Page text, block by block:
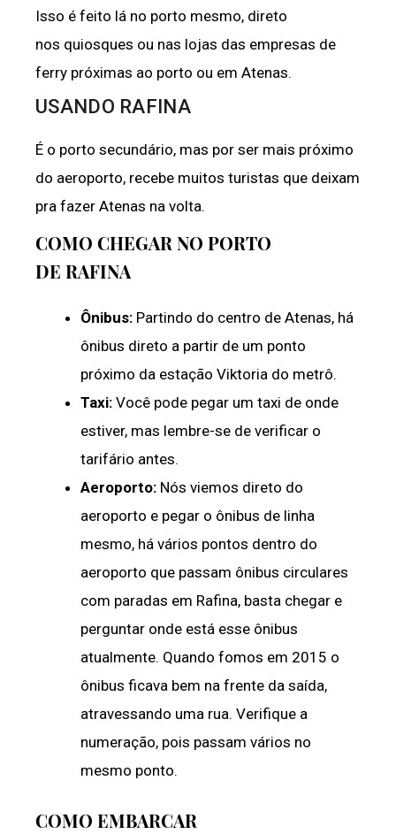
Isso é feito lá no porto mesmo, direto
nos quiosques ou nas lojas das empresas de
ferry próximas ao porto ou em Atenas.
USANDO RAFINA
É o porto secundário, mas por ser mais próximo
do aeroporto, recebe muitos turistas que deixam
pra fazer Atenas na volta.
COMO CHEGAR NO PORTO
DE RAFINA
Ônibus: Partindo do centro de Atenas, há
ônibus direto a partir de um ponto
próximo da estação Viktoria do metrô.
Taxi: Você pode pegar um taxi de onde
estiver, mas lembre-se de verificar o
tarifário antes.
Aeroporto: Nós viemos direto do
aeroporto e pegar o ônibus de linha
mesmo, há vários pontos dentro do
aeroporto que passam ônibus circulares
com paradas em Rafina, basta chegar e
perguntar onde está esse ônibus
atualmente. Quando fomos em 2015 o
ônibus ficava bem na frente da saída,
atravessando uma rua. Verifique a
numeração, pois passam vários no
mesmo ponto.
COMO EMBARCAR